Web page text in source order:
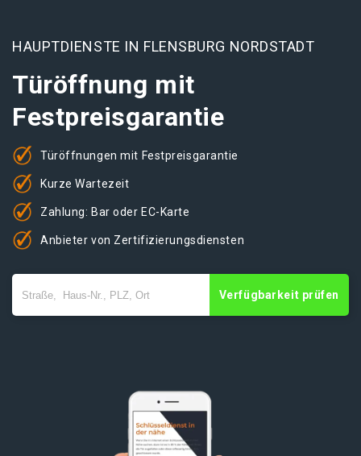
HAUPTDIENSTE IN FLENSBURG NORDSTADT
Türöffnung mit
Festpreisgarantie
Türöffnungen mit Festpreisgarantie
Kurze Wartezeit
Zahlung: Bar oder EC-Karte
Anbieter von Zertifizierungsdiensten
Verfügbarkeit prüfen